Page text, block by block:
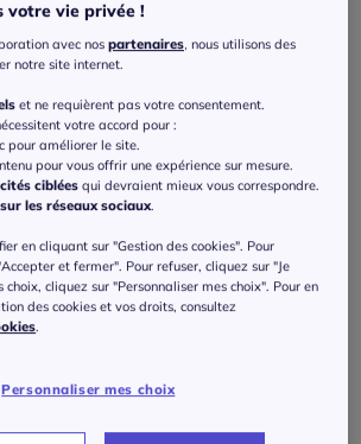
doré
une taille
€
votre vie privée !
avec nospartenaires, nous utilisons des
notre site internet.
et ne requièrent pas votre consentement.
votre accord pour :
pour améliorer le site.
pour vous offrir une expérience sur mesure.
ciblées qui devraient mieux vous correspondre.
les réseaux sociaux.
en cliquant sur "Gestion des cookies". Pour
et fermer". Pour refuser, cliquez sur "Je
choix, cliquez sur "Personnaliser mes choix". Pour en
des cookies et vos droits, consultez
.
Personnaliser mes choix